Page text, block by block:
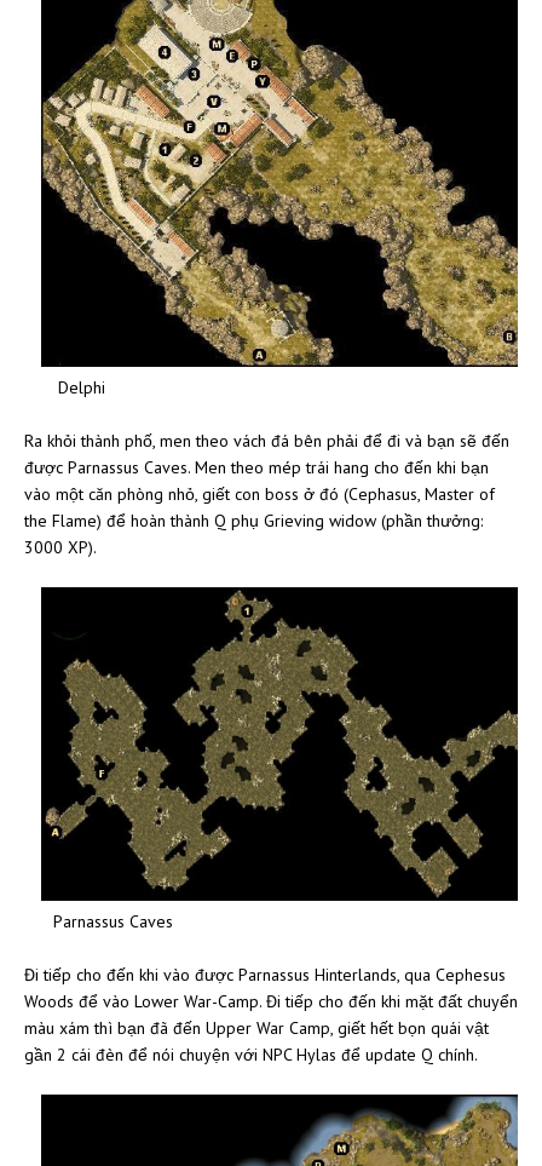
Delphi
Ra khỏi thành phố, men theo vách đá bên phải để đi và bạn sẽ đến
được Parnassus Caves. Men theo mép trái hang cho đến khi bạn
vào một căn phòng nhỏ, giết con boss ở đó (Cephasus, Master of
the Flame) để hoàn thành Q phụ Grieving widow (phần thưởng:
3000 XP).
Parnassus Caves
Đi tiếp cho đến khi vào được Parnassus Hinterlands, qua Cephesus
Woods để vào Lower War-Camp. Đi tiếp cho đến khi mặt đất chuyển
màu xám thì bạn đã đến Upper War Camp, giết hết bọn quái vật
gần 2 cái đèn để nói chuyện với NPC Hylas để update Q chính.